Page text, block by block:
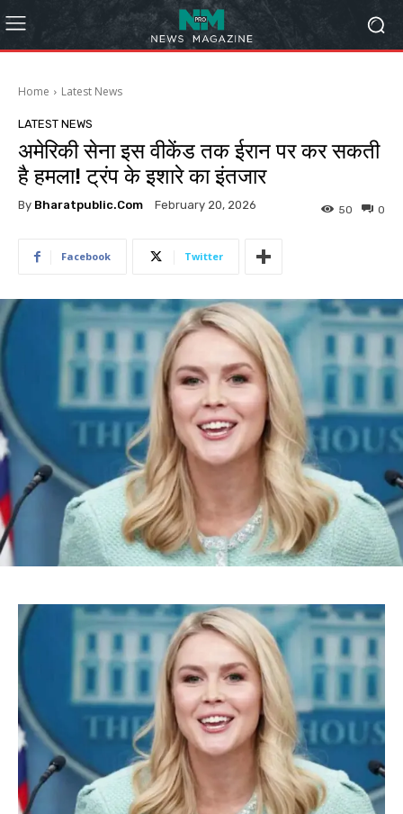
Home Latest News
LATEST NEWS
अमेरिकी सेना इस वीकेंड तक ईरान पर कर सकती
है हमला! ट्रंप के इशारे का इंतजार
By Bharatpublic.com February 20, 2026 0
50
Facebook Twitter